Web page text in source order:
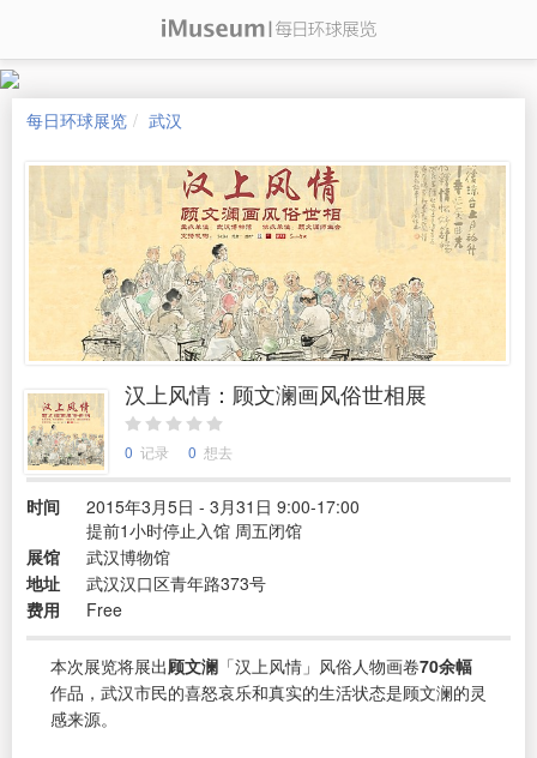
每日环球展览 武汉
汉上风情：顾文澜画风俗世相展
0 记录 0 想去
时间
2015年3月5日 - 3月31日 9:00-17:00
提前1小时停止入馆 周五闭馆
展馆
武汉博物馆
地址
武汉汉口区青年路373号
费用
Free
本次展览将展出顾文澜 「汉上风情」风俗人物画卷70余幅
作品，武汉市民的喜怒哀乐和真实的生活状态是顾文澜的灵
感来源。